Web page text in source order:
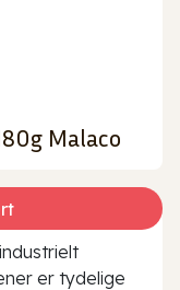
Malaco
er tydelige